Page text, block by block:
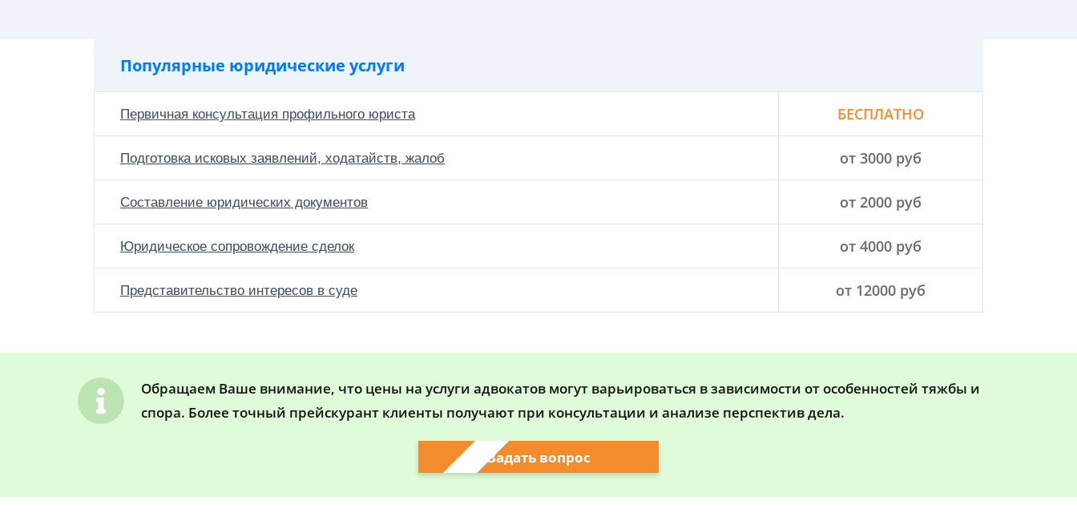
Популярные юридические услуги
Первичная консультация профильного юриста БЕСПЛАТНО
Подготовка исковых заявлений, ходатайств, жалоб от 3000 руб
Составление юридических документов от 2000 руб
Юридическое сопровождение сделок от 4000 руб
Представительство интересов в суде от 12000 руб
Обращаем Ваше внимание, что цены на услуги адвокатов могут варьироваться в зависимости от особенностей тяжбы и
спора. Более точный прейскурант клиенты получают при консультации и анализе перспектив дела.
Задать вопрос